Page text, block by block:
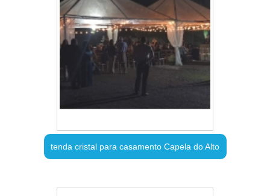
tenda cristal para casamento Capela do Alto